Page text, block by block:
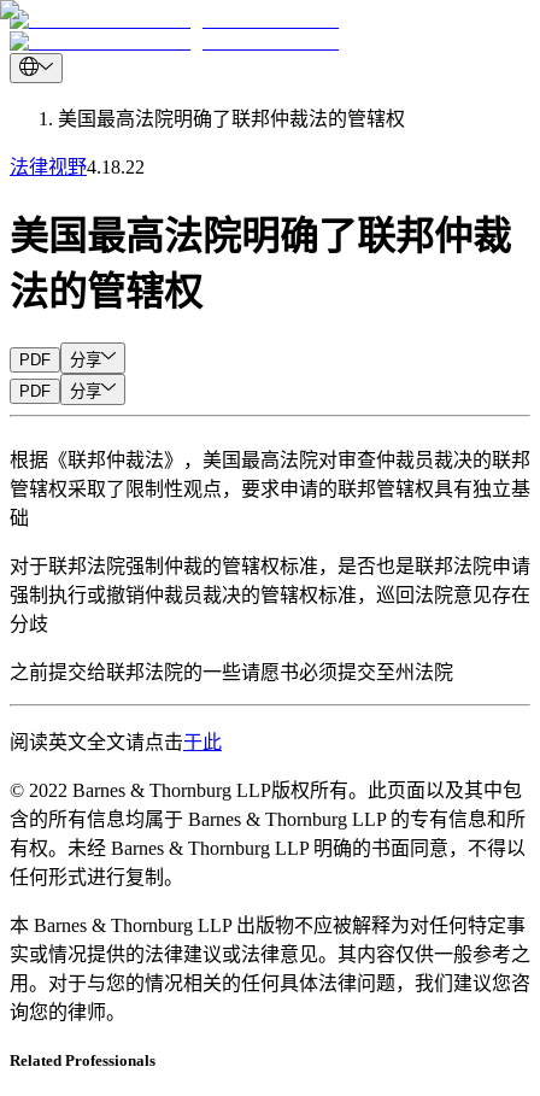
美国最高法院明确了联邦仲裁法的管辖权
法律视野4.18.22
美国最高法院明确了联邦仲裁
法的管辖权
PDF
分享
PDF
分享
根据《联邦仲裁法》，美国最高法院对审查仲裁员裁决的联邦
管辖权采取了限制性观点，要求申请的联邦管辖权具有独立基
础
对于联邦法院强制仲裁的管辖权标准，是否也是联邦法院申请
强制执行或撤销仲裁员裁决的管辖权标准，巡回法院意见存在
分歧
之前提交给联邦法院的一些请愿书必须提交至州法院
阅读英文全文请点击于此
© 2022 Barnes & Thornburg LLP版权所有。此页面以及其中包
含的所有信息均属于 Barnes & Thornburg LLP 的专有信息和所
有权。未经 Barnes & Thornburg LLP 明确的书面同意，不得以
任何形式进行复制。
本 Barnes & Thornburg LLP 出版物不应被解释为对任何特定事
实或情况提供的法律建议或法律意见。其内容仅供一般参考之
用。对于与您的情况相关的任何具体法律问题，我们建议您咨
询您的律师。
Related Professionals